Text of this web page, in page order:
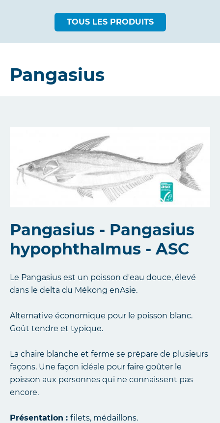
TOUS LES PRODUITS
Pangasius
Pangasius - Pangasius
hypophthalmus - ASC
Le Pangasius est un poisson d'eau douce, élevé
dans le delta du Mékong enAsie.
Alternative économique pour le poisson blanc.
Goût tendre et typique.
La chaire blanche et ferme se prépare de plusieurs
façons. Une façon idéale pour faire goûter le
poisson aux personnes qui ne connaissent pas
encore.
Présentation : filets, médaillons.